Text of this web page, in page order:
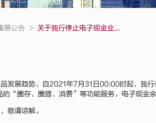
要公告 > 关于我行停止电子现金业...
展趋势，自2021年7月31日00:00时起，我行
的“圈存、圈提、消费”等功能服务，电子现金
敬请谅解。